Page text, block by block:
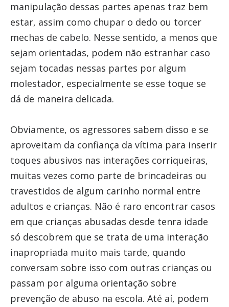
manipulação dessas partes apenas traz bem
estar, assim como chupar o dedo ou torcer
mechas de cabelo. Nesse sentido, a menos que
sejam orientadas, podem não estranhar caso
sejam tocadas nessas partes por algum
molestador, especialmente se esse toque se
dá de maneira delicada.
Obviamente, os agressores sabem disso e se
aproveitam da confiança da vítima para inserir
toques abusivos nas interações corriqueiras,
muitas vezes como parte de brincadeiras ou
travestidos de algum carinho normal entre
adultos e crianças. Não é raro encontrar casos
em que crianças abusadas desde tenra idade
só descobrem que se trata de uma interação
inapropriada muito mais tarde, quando
conversam sobre isso com outras crianças ou
passam por alguma orientação sobre
prevenção de abuso na escola. Até aí, podem